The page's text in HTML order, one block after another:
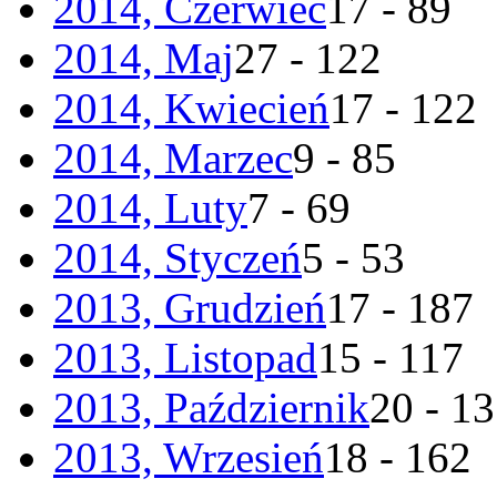
2014, Maj27 - 122
2014, Kwiecień17 - 122
2014, Marzec9 - 85
2014, Luty7 - 69
2014, Styczeń5 - 53
2013, Grudzień17 - 187
2013, Listopad15 - 117
2013, Październik20 -
2013, Wrzesień18 - 162